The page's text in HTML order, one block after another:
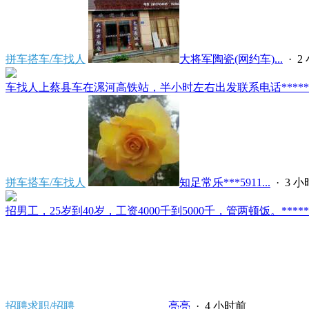
拼车搭车/车找人 大将军陶瓷(网约车)... · 2
车找人上蔡县车在漯河高铁站，半小时左右出发联系电话
拼车搭车/车找人 知足常乐***5911... · 3 小
招男工，25岁到40岁，工资4000千到5000千，管两顿饭。
招聘求职/招聘 亮亮 · 4 小时前